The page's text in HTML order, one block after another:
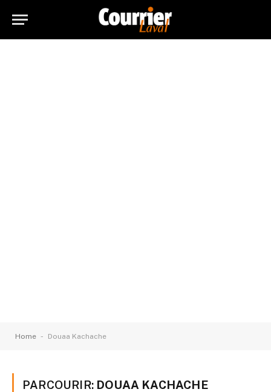
Home - Douaa Kachache
PARCOURIR: DOUAA KACHACHE